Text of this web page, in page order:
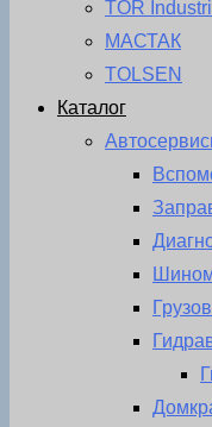
TOR
МАСТАК
TOLSEN
Каталог